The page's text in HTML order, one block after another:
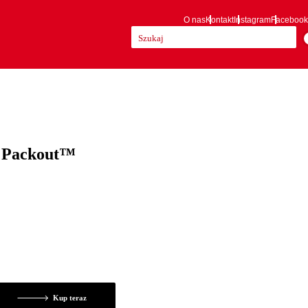
O nasKontaktInstagramFacebook
Packout™
Kup teraz